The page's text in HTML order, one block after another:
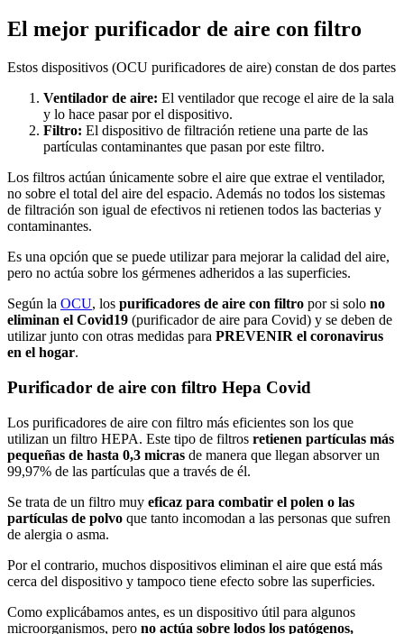
El mejor purificador de aire con filtro
Estos dispositivos (OCU purificadores de aire) constan de dos partes
Ventilador de aire: El ventilador que recoge el aire de la sala
y lo hace pasar por el dispositivo.
Filtro: El dispositivo de filtración retiene una parte de las
partículas contaminantes que pasan por este filtro.
Los filtros actúan únicamente sobre el aire que extrae el ventilador,
no sobre el total del aire del espacio. Además no todos los sistemas
de filtración son igual de efectivos ni retienen todos las bacterias y
contaminantes.
Es una opción que se puede utilizar para mejorar la calidad del aire,
pero no actúa sobre los gérmenes adheridos a las superficies.
Según la OCU, los purificadores de aire con filtro por si solo no
eliminan el Covid19 (purificador de aire para Covid) y se deben de
utilizar junto con otras medidas para PREVENIR el coronavirus
en el hogar.
Purificador de aire con filtro Hepa Covid
Los purificadores de aire con filtro más eficientes son los que
utilizan un filtro HEPA. Este tipo de filtros retienen partículas más
pequeñas de hasta 0,3 micras de manera que llegan absorver un
99,97% de las partículas que a través de él.
Se trata de un filtro muy eficaz para combatir el polen o las
partículas de polvo que tanto incomodan a las personas que sufren
de alergia o asma.
Por el contrario, muchos dispositivos eliminan el aire que está más
cerca del dispositivo y tampoco tiene efecto sobre las superficies.
Como explicábamos antes, es un dispositivo útil para algunos
microorganismos, pero no actúa sobre lodos los patógenos,